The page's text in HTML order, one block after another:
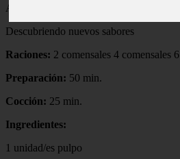
Autor:
Descubriendo nuevos sabores
Raciones: 2 comensales 4 comensales
Preparación: 50 min.
Cocción: 25 min.
Ingredientes:
1 unidad/es pulpo